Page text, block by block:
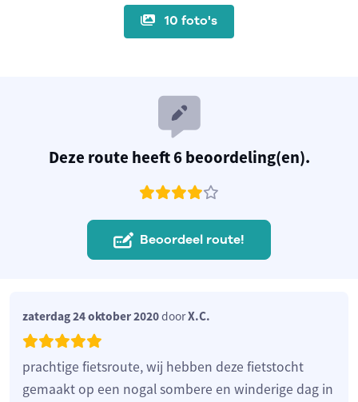
10 foto's
Deze route heeft 6 beoordeling(en).
Beoordeel route!
zaterdag 24 oktober 2020doorX.C.
prachtige fietsroute, wij hebben deze fietstocht
gemaakt op een nogal sombere en winderige dag in